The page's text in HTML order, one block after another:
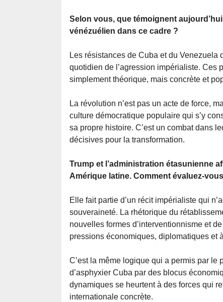
Selon vous, que témoignent
vénézuélien dans ce cadre ?
Les résistances de Cuba et du Venezuela
quotidien de l’agression impérialiste. Ces
simplement théorique, mais concrète et
La révolution n’est pas un acte de force,
culture démocratique populaire qui s’y
sa propre histoire. C’est un combat dans
décisives pour la transformation.
Trump et l’administration étasunienne
Amérique latine. Comment évaluez-
Elle fait partie d’un récit impérialiste qui
souveraineté. La rhétorique du
nouvelles formes d’interventionnisme et
pressions économiques, diplomatiques et
C’est la même logique qui a permis par le
d’asphyxier Cuba par des blocus
dynamiques se heurtent à des forces qui
internationale concrète.